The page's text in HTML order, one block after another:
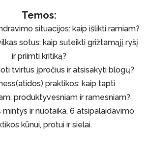
Temos:
situacijos: kaip išlikti ramiam?
sotus: kaip suteikti grižtamąjį ryšį
ir priimti kritiką?
tvirtus įpročius ir atsisakyti blogų?
praktikos: kaip tapti
produktyvesniam ir ramesniam?
mintys ir nuotaika, 6 atsipalaidavimo
kūnui, protui ir sielai.